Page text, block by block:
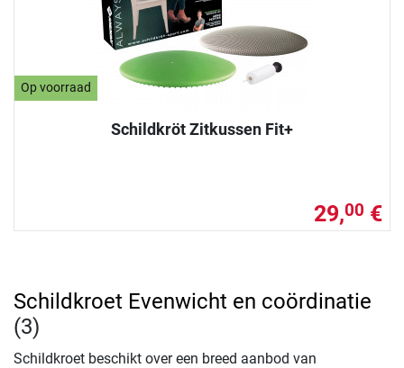
Op voorraad
Schildkröt Zitkussen Fit+
29,00 €
Schildkroet Evenwicht en coördinatie
(3)
Schildkroet beschikt over een breed aanbod van